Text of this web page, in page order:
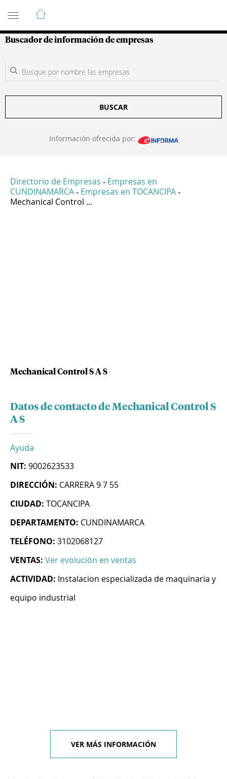
Guía de Empresas Colombianas
Buscador de información de empresas
BUSCAR
Información ofrecida por:
Directorio de Empresas - Empresas en
CUNDINAMARCA - Empresas en TOCANCIPA -
Mechanical Control ...
Mechanical Control S A S
Datos de contacto de Mechanical Control S
A S
Ayuda
NIT: 9002623533
DIRECCIÓN: CARRERA 9 7 55
CIUDAD: TOCANCIPA
DEPARTAMENTO: CUNDINAMARCA
TELÉFONO: 3102068127
VENTAS: Ver evolución en ventas
ACTIVIDAD: Instalacion especializada de maquinaria y
equipo industrial
VER MÁS INFORMACIÓN